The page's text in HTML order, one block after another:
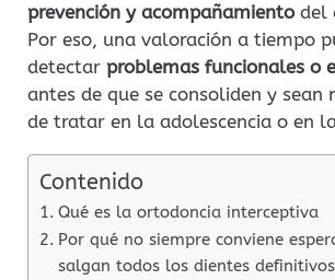
prevención y acompañamientodel
Por eso, una valoración a tiempo
detectar problemas funcionales o
antes de que se consoliden y sean
de tratar en la adolescencia o en
Contenido
Qué es la ortodoncia interceptiva
Por qué no siempre conviene
salgan todos los dientes definitivos